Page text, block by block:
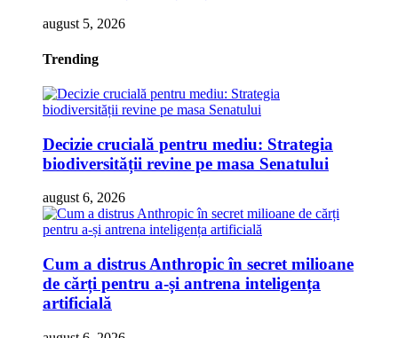
august 5, 2026
Trending
Decizie crucială pentru mediu: Strategia
biodiversității revine pe masa Senatului
august 6, 2026
Cum a distrus Anthropic în secret milioane
de cărți pentru a-și antrena inteligența
artificială